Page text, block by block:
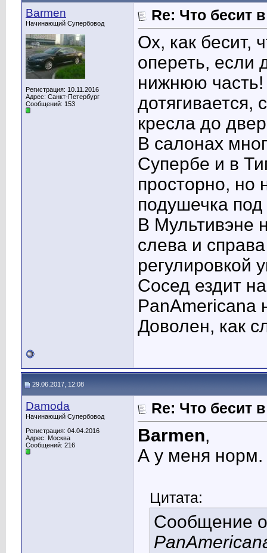
Barmen
Начинающий Супербовод
Регистрация: 10.11.2016
Адрес: Санкт-Петербург
Сообщений: 153
Re: Что бесит
Ох, как бесит,
опереть, если
нижнюю
дотягивается,
кресла до
В салонах
Супербе и в
просторно, но
подушечка
В Мультивэне
слева и
регулировкой
Сосед ездит
PanAmericana
Доволен, как
29.06.2017, 12:08
Damoda
Начинающий Супербовод
Регистрация: 04.04.2016
Адрес: Москва
Сообщений: 216
Re: Что бесит
Barmen,
А у меня
Цитата:
Сообщение